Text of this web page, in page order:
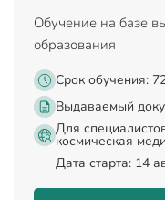
Обучение на базе
образования
Срок обучения:
Выдаваемый
Для
космическая
Дата старта: 14